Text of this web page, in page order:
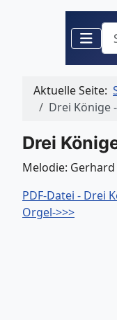
Aktuelle Seite:
Drei Könige
Drei
Melodie:
PDF-Datei - Drei
Orgel->>>